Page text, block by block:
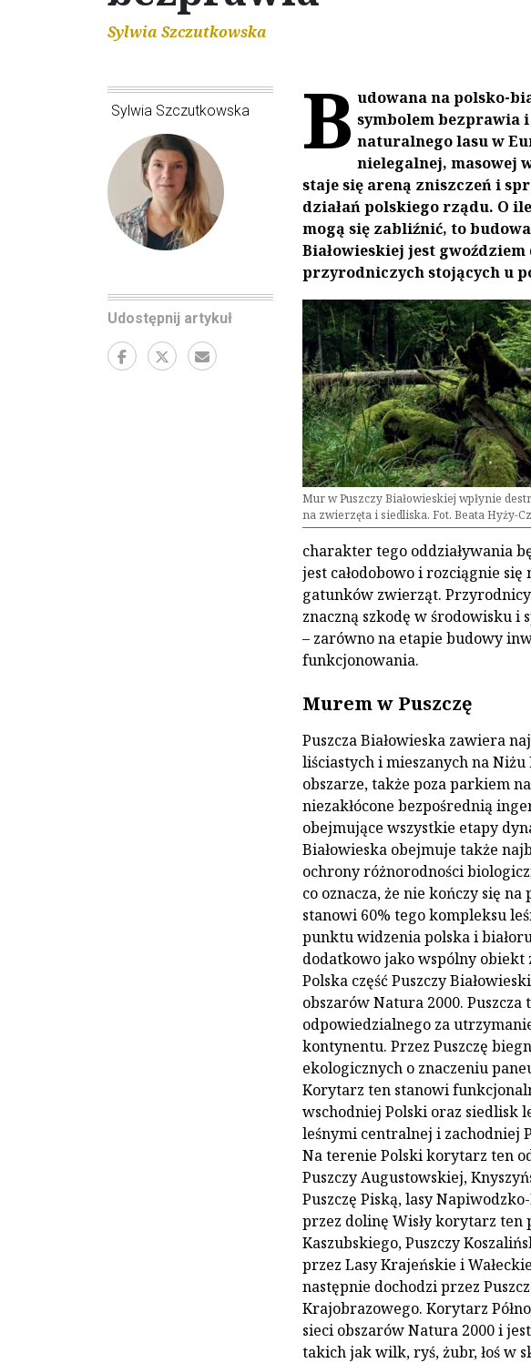
Sylwia Szczutkowska
Sylwia Szczutkowska
Udostępnij artykuł
B udowana na polsko-
symbolem bezprawia
naturalnego lasu w
nielegalnej, masowej
staje się areną zniszczeń i
działań polskiego rządu. O
mogą się zabliźnić, to
Białowieskiej jest
przyrodniczych stojących u
Mur w Puszczy Białowieskiej wpłynie
na zwierzęta i siedliska. Fot. Beata Hyży-
charakter tego oddziaływania
jest całodobowo i rozciągnie
gatunków zwierząt.
znaczną szkodę w środowisku
– zarówno na etapie budowy
funkcjonowania.
Murem w Puszczę
Puszcza Białowieska zawiera
liściastych i mieszanych na
obszarze, także poza parkiem
niezakłócone bezpośrednią
obejmujące wszystkie etapy
Białowieska obejmuje także
ochrony różnorodności
co oznacza, że nie kończy się
stanowi 60% tego kompleksu
punktu widzenia polska i
dodatkowo jako wspólny obiekt
Polska część Puszczy
obszarów Natura 2000.
odpowiedzialnego za
kontynentu. Przez Puszczę
ekologicznych o znaczeniu
Korytarz ten stanowi
wschodniej Polski oraz siedlisk
leśnymi centralnej i zachodniej
Na terenie Polski korytarz ten
Puszczy Augustowskiej,
Puszczę Piską, lasy
przez dolinę Wisły korytarz ten
Kaszubskiego, Puszczy
przez Lasy Krajeńskie i
następnie dochodzi przez
Krajobrazowego. Korytarz
sieci obszarów Natura 2000 i
takich jak wilk, ryś, żubr, łoś w